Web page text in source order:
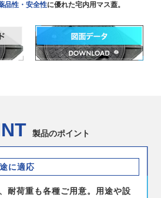
品性・安全性に優れた宅内用マス蓋。
製品のポイント
に適応
耐荷重も各種ご用意。用途や設